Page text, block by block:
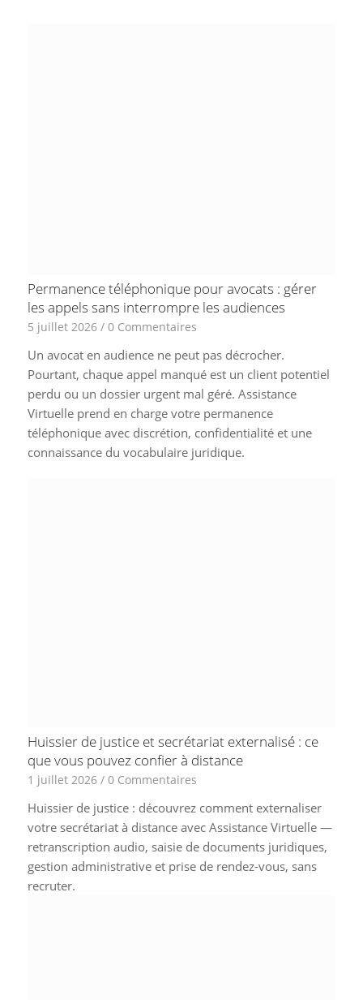
Permanence téléphonique pour avocats : gérer
les appels sans interrompre les audiences
5 juillet 2026 / 0 Commentaires
Un avocat en audience ne peut pas décrocher.
Pourtant, chaque appel manqué est un client potentiel
perdu ou un dossier urgent mal géré. Assistance
Virtuelle prend en charge votre permanence
téléphonique avec discrétion, confidentialité et une
connaissance du vocabulaire juridique.
Huissier de justice et secrétariat externalisé : ce
que vous pouvez confier à distance
1 juillet 2026 / 0 Commentaires
Huissier de justice : découvrez comment externaliser
votre secrétariat à distance avec Assistance Virtuelle —
retranscription audio, saisie de documents juridiques,
gestion administrative et prise de rendez-vous, sans
recruter.